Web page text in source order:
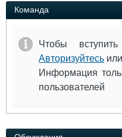
Команда
Чтобы
Авторизуйтесь или
Информация
пользователей